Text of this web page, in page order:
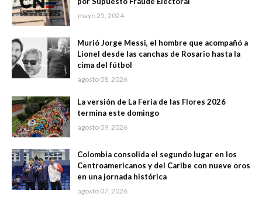
mayo 25, 2024
Murió Jorge Messi, el hombre que acompañó a
Lionel desde las canchas de Rosario hasta la
cima del fútbol
agosto 08, 2026
La versión de La Feria de las Flores 2026
termina este domingo
agosto 09, 2026
Colombia consolida el segundo lugar en los
Centroamericanos y del Caribe con nueve oros
en una jornada histórica
agosto 07, 2026